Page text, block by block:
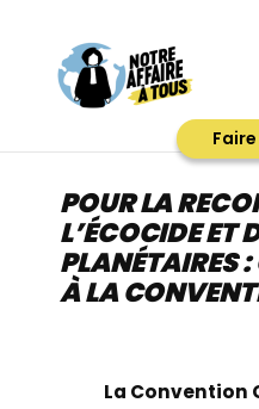
contenu
POUR LA
L’ÉCOCIDE ET
PLANÉTAIRES
À LA
La Convention